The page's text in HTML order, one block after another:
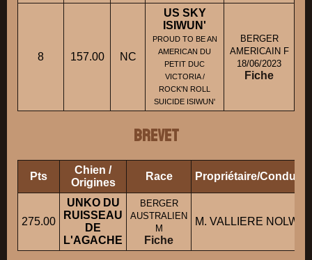
8 157.00 NC
US SKY
ISIWUN'
PROUD TO BE AN
AMERICAN DU
PETIT DUC
VICTORIA /
ROCK'N ROLL
SUICIDE ISIWUN'
BERGER
AMERICAIN F
18/06/2023
Fiche
BREVET
Pts
Chien /
Origines
Race Propriétaire/
275.00
UNKO DU
RUISSEAU
DE
L'AGACHE
BERGER
AUSTRALIEN
M
Fiche
M. VALLIERE